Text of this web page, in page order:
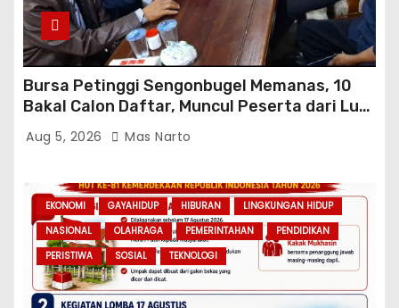
Bursa Petinggi Sengonbugel Memanas, 10
Bakal Calon Daftar, Muncul Peserta dari Luar
Desa hingga Jakarta
Aug 5, 2026 Mas Narto
EKONOMI GAYAHIDUP HIBURAN
LINGKUNGAN HIDUP
NASIONAL
OLAHRAGA PEMERINTAHAN
PENDIDIKAN
PERISTIWA
SOSIAL TEKNOLOGI